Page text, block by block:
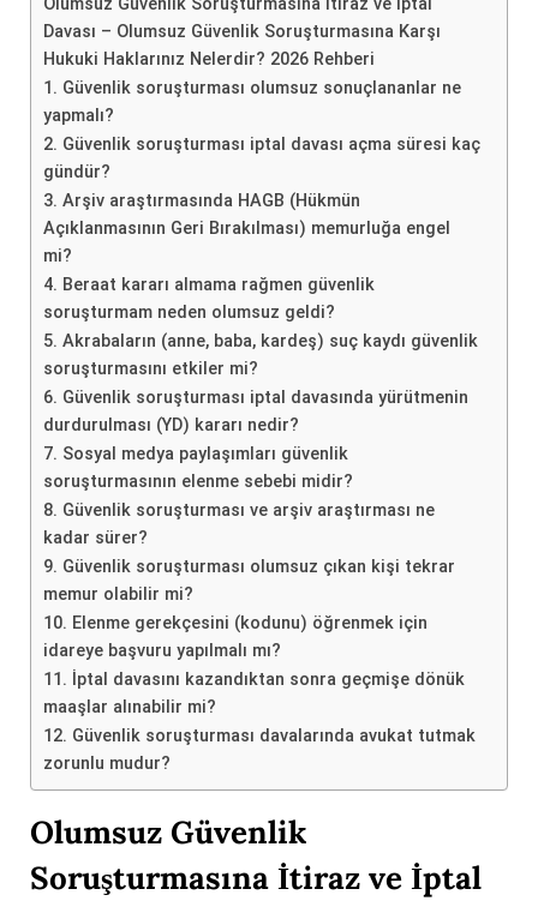
Davası – Olumsuz Güvenlik Soruşturmasına Karşı
Hukuki Haklarınız Nelerdir? 2026 Rehberi
1. Güvenlik soruşturması olumsuz sonuçlananlar ne
yapmalı?
2. Güvenlik soruşturması iptal davası açma süresi kaç
gündür?
3. Arşiv araştırmasında HAGB (Hükmün
Açıklanmasının Geri Bırakılması) memurluğa engel
mi?
4. Beraat kararı almama rağmen güvenlik
soruşturmam neden olumsuz geldi?
5. Akrabaların (anne, baba, kardeş) suç kaydı güvenlik
soruşturmasını etkiler mi?
6. Güvenlik soruşturması iptal davasında yürütmenin
durdurulması (YD) kararı nedir?
7. Sosyal medya paylaşımları güvenlik
soruşturmasının elenme sebebi midir?
8. Güvenlik soruşturması ve arşiv araştırması ne
kadar sürer?
9. Güvenlik soruşturması olumsuz çıkan kişi tekrar
memur olabilir mi?
10. Elenme gerekçesini (kodunu) öğrenmek için
idareye başvuru yapılmalı mı?
11. İptal davasını kazandıktan sonra geçmişe dönük
maaşlar alınabilir mi?
12. Güvenlik soruşturması davalarında avukat tutmak
zorunlu mudur?
Olumsuz Güvenlik
Soruşturmasına İtiraz ve İptal